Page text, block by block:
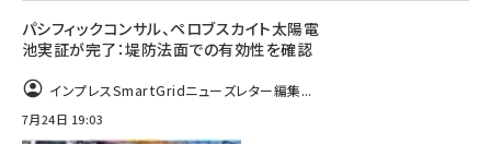
パシフィックコンサル、ペロブスカイト太陽電
池実証が完了：堤防法面での有効性を確認
インプレスSmartGridニューズレター編集...
7月24日 19:03